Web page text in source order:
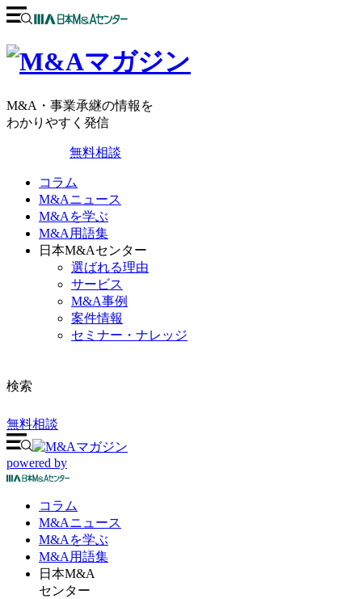
M&A・事業承継の情報を
わかりやすく発信
無料相談
コラム
M&Aニュース
M&Aを学ぶ
M&A用語集
日本M&Aセンター
選ばれる理由
サービス
M&A事例
案件情報
セミナー・ナレッジ
検索
無料相談
powered by
コラム
M&Aニュース
M&Aを学ぶ
M&A 用語集
日本M&A
センター